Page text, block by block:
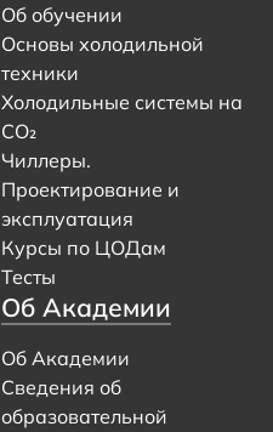
Об обучении
Основы холодильной
техники
Холодильные системы на
CO₂
Чиллеры.
Проектирование и
эксплуатация
Курсы по ЦОДам
Тесты
Об Академии
Об Академии
Сведения об
образовательной